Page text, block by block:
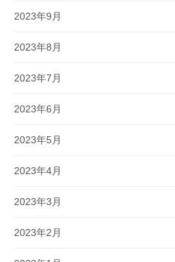
2023年9月
2023年8月
2023年7月
2023年6月
2023年5月
2023年4月
2023年3月
2023年2月